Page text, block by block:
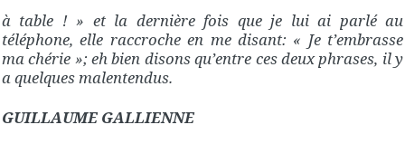
à table ! » et la dernière fois que je lui ai parlé au
téléphone, elle raccroche en me disant: « Je t’embrasse
ma chérie »; eh bien disons qu’entre ces deux phrases, il y
a quelques malentendus.
GUILLAUME GALLIENNE